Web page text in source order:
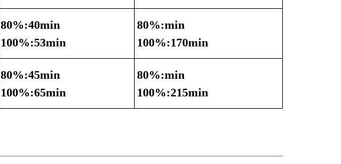
80%:40min
100%:53min
80%:min
100%:170min
80%:45min
100%:65min
80%:min
100%:215min